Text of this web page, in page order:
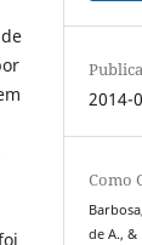
2014-
Como
de A., &